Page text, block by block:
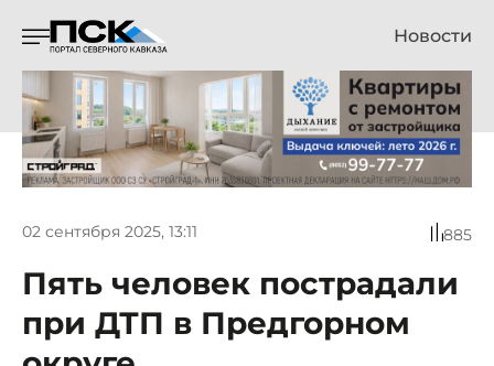
Новости
02 сентября 2025, 13:11 885
Пять человек пострадали
при ДТП в Предгорном